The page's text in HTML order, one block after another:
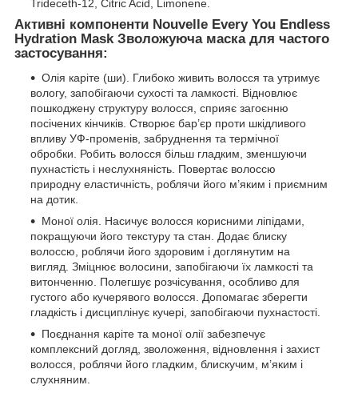
Trideceth-12, Citric Acid, Limonene.
Активні компоненти Nouvelle Every You Endless
Hydration Mask Зволожуюча маска для частого
застосування:
Олія каріте (ши). Глибоко живить волосся та утримує
вологу, запобігаючи сухості та ламкості. Відновлює
пошкоджену структуру волосся, сприяє загоєнню
посічених кінчиків. Створює бар’єр проти шкідливого
впливу УФ-променів, забруднення та термічної
обробки. Робить волосся більш гладким, зменшуючи
пухнастість і неслухняність. Повертає волоссю
природну еластичність, роблячи його м’яким і приємним
на дотик.
Моної олія. Насичує волосся корисними ліпідами,
покращуючи його текстуру та стан. Додає блиску
волоссю, роблячи його здоровим і доглянутим на
вигляд. Зміцнює волосини, запобігаючи їх ламкості та
витонченню. Полегшує розчісування, особливо для
густого або кучерявого волосся. Допомагає зберегти
гладкість і дисциплінує кучері, запобігаючи пухнастості.
Поєднання каріте та моної олії забезпечує
комплексний догляд, зволоження, відновлення і захист
волосся, роблячи його гладким, блискучим, м’яким і
слухняним.